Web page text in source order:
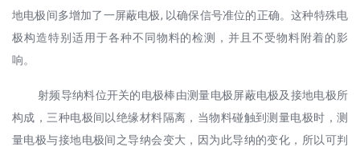
地电极间多增加了一屏蔽电极, 以确保信号准位的正确。这种特殊电
极构造特别适用于各种不同物料的检测，并且不受物料附着的影
响。
射频导纳料位开关的电极棒由测量电极屏蔽电极及接地电极所
构成，三种电极间以绝缘材料隔离，当物料碰触到测量电极时，测
量电极与接地电极间之导纳会变大，因为此导纳的变化，所以可判